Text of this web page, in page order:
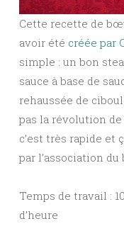
Cette recette de
avoir été créée par
simple : un bon
sauce à base de
rehaussée de
pas la révolution
c’est très rapide et
par l’association
Temps de travail :
d’heure